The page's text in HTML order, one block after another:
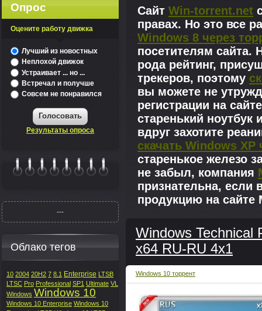
Сайт Win-torrent.net
правах. Но это все
Windows 8 через
посетителям сайта.
рода рейтинг,
трекеров, поэтому
вы можете не
регистрации на
старенький
вдруг захотите
скачать Windows XP
старенькое железо
не забыл, компания
признательна, если
продукцию на сайте
Windows Technical
х64 RU-RU 4x1
Windows 10 торрент
Опрос
Оцените работу движка
Лучший из новостных
Неплохой движок
Устраивает ... но ...
Встречал и получше
Совсем не понравился
Голосовать
Результаты опроса
---
Облако тегов
10 2004 20H2 7 8.1 Enterprise LTSB
LTSC Pro Professional SP1 Ultimate VL
Windows Windows 10
Windows 10 Enterprise Windows 10